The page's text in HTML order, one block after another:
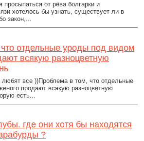
от рёва болгарки и
хотелось бы узнать, существует ли в
закон,...
отдельные уроды под видом
всякую разноцветную
все ))Проблема в том, что отдельные
продают всякую разноцветную
есть...
где они хотя бы находятся
?